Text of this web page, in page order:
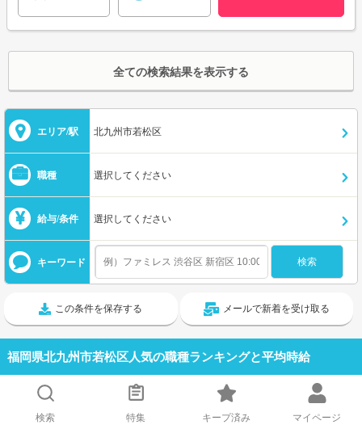
全ての検索結果を表示する
エリア/駅 北九州市若松区
職種 選択してください
給与/条件 選択してください
キーワード
この条件を保存する メールで新着を受け取る
福岡県北九州市若松区人気の職種ランキングと平均時給
キッチンスタッフ 1,116円
検索 特集 キープ済み マイページ